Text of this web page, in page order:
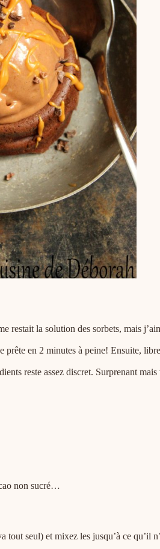
la solution des sorbets, mais
en 2 minutes à peine! Ensuite,
reste assez discret. Surprenant
non sucré…
tout seul) et mixez les jusqu’à ce qu’il